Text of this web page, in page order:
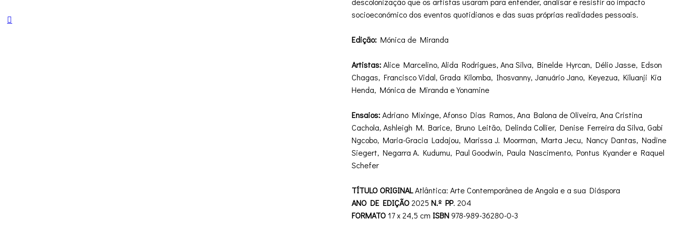
socioeconómico dos eventos quotidianos e das suas próprias realidades pessoais.
Edição:Mónica de Miranda
Artistas:Alice Marcelino, Alida Rodrigues, Ana Silva, Binelde Hyrcan, Délio Jasse, Edson
Chagas, Francisco Vidal, Grada Kilomba, Ihosvanny, Januário Jano, Keyezua, Kiluanji Kia
Henda, Mónica de Miranda e Yonamine
Ensaios:Adriano Mixinge, Afonso Dias Ramos, Ana Balona de Oliveira, Ana Cristina
Cachola, Ashleigh M. Barice, Bruno Leitão, Delinda Collier, Denise Ferreira da Silva, Gabi
Ngcobo, Maria-Gracia Ladajou, Marissa J. Moorman, Marta Jecu, Nancy Dantas, Nadine
Siegert, Negarra A. Kudumu, Paul Goodwin, Paula Nascimento, Pontus Kyander e Raquel
Schefer
TÍTULO ORIGINALAtlântica: Arte Contemporânea de Angola e a sua Diáspora
ANO DE EDIÇÃO2025 N.º PP. 204
FORMATO17 x 24,5 cm ISBN978-989-36280-0-3